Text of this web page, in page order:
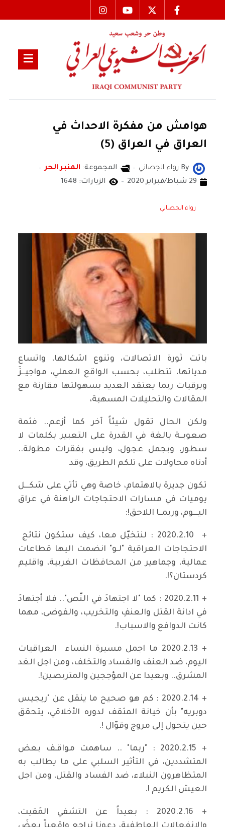
هوامش من مفكرة الاحداث في
العراق في العراق (5)
By رواء الجصاني المجموعة: المنبر الحر
29 شباط/فبراير 2020
الزيارات: 1648
رواء الجصاني
باتت ثورة الاتصالات، وتنوع اشكالها، واتساع
مدياتها، تتطلب، بحسب الواقع العملي، مواجيــزَ
وبرقيات ربما يعتقد العديد بسهولتها مقارنة مع
المقالات والتحليلات المسهبة،
ولكن الحال تقول شيئاً آخر كما أزعم.. فثمة
صعوبــة بالغة في القدرة على التعبير بكلمات لا
سطور، وبجمل عجول، وليس بفقرات مطولة..
أدناه محاولات على تلكم الطريق، وقد
تكون جديرة بالاهتمام، خاصة وهي تأتي على شكـــل
يوميات في مسارات الاحتجاجات الراهنة في عراق
اليـــوم، وربمــا اللاحق!:
+ 2020.2.10 : لنتخيّل معا، كيف ستكون نتائج
الاحتجاجات العراقية "لـو" انضمت اليها قطاعات
عمالية، وجماهير من المحافظات الغربية، واقليم
كردستان؟!.
+ 2020.2.11 : كما "لا اجتهادَ في النّص".. فلا أجتهادَ
في ادانة القتل والعنفِ والتخريب، والفوضى، مهما
كانت الدوافع والاسباب!.
+ 2020.2.13 ما اجمل مسيرة النساء العراقيات
اليوم، ضد العنف والفساد والتخلف، ومن اجل الغد
المشرق.. وبعيدا عن المؤججين والمتربصين!.
+ 2020.2.14 : كم هو صحيح ما ينقل عن "ريجيس
دوبريه" بأن خيانة المثقف لدوره الأخلاقي، يتحقق
حين يتحول إلى مروج وقوّال !.
+ 2020.2.15 : "ربما" .. ساهمت مواقـف بعض
المتشددين، في التأثير السلبي على ما يطالب به
المتظاهرون النبلاء، ضد الفساد والقتل، ومن اجل
العيش الكريم !.
+ 2020.2.16 : بعيداً عن التشفي المَقيت،